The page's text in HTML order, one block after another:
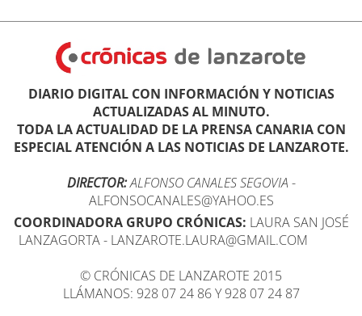
DIARIO DIGITAL CON INFORMACIÓN Y NOTICIAS
ACTUALIZADAS AL MINUTO.
TODA LA ACTUALIDAD DE LA PRENSA CANARIA CON
ESPECIAL ATENCIÓN A LAS NOTICIAS DE LANZAROTE.
DIRECTOR:ALFONSO CANALES SEGOVIA -
ALFONSOCANALES@YAHOO.ES
COORDINADORA GRUPO CRÓNICAS: LAURA SAN JOSÉ
LANZAGORTA - LANZAROTE.LAURA@GMAIL.COM
© CRÓNICAS DE LANZAROTE 2015
LLÁMANOS: 928 07 24 86 Y 928 07 24 87